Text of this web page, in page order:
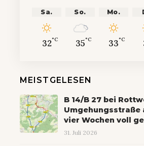
Sa.
32°C
So.
35°C
Mo.
33°C
MEISTGELESEN
B 14/B 27 bei
Umgehungsstraße
vier Wochen voll
31. Juli 2026